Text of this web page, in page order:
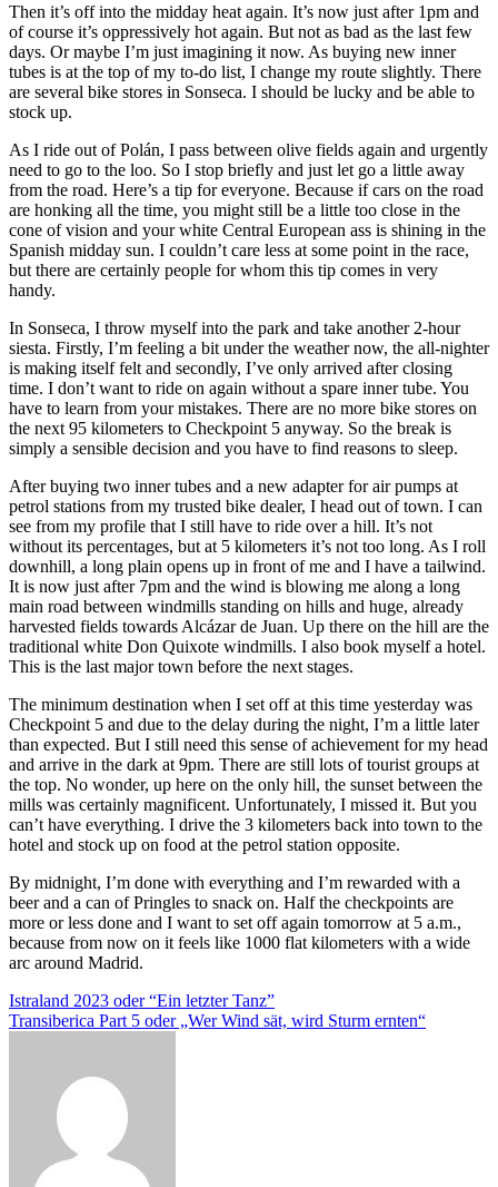
Then it’s off into the midday heat again. It’s now just after 1pm and
of course it’s oppressively hot again. But not as bad as the last few
days. Or maybe I’m just imagining it now. As buying new inner
tubes is at the top of my to-do list, I change my route slightly. There
are several bike stores in Sonseca. I should be lucky and be able to
stock up.
As I ride out of Polán, I pass between olive fields again and urgently
need to go to the loo. So I stop briefly and just let go a little away
from the road. Here’s a tip for everyone. Because if cars on the road
are honking all the time, you might still be a little too close in the
cone of vision and your white Central European ass is shining in the
Spanish midday sun. I couldn’t care less at some point in the race,
but there are certainly people for whom this tip comes in very
handy.
In Sonseca, I throw myself into the park and take another 2-hour
siesta. Firstly, I’m feeling a bit under the weather now, the all-nighter
is making itself felt and secondly, I’ve only arrived after closing
time. I don’t want to ride on again without a spare inner tube. You
have to learn from your mistakes. There are no more bike stores on
the next 95 kilometers to Checkpoint 5 anyway. So the break is
simply a sensible decision and you have to find reasons to sleep.
After buying two inner tubes and a new adapter for air pumps at
petrol stations from my trusted bike dealer, I head out of town. I can
see from my profile that I still have to ride over a hill. It’s not
without its percentages, but at 5 kilometers it’s not too long. As I roll
downhill, a long plain opens up in front of me and I have a tailwind.
It is now just after 7pm and the wind is blowing me along a long
main road between windmills standing on hills and huge, already
harvested fields towards Alcázar de Juan. Up there on the hill are the
traditional white Don Quixote windmills. I also book myself a hotel.
This is the last major town before the next stages.
The minimum destination when I set off at this time yesterday was
Checkpoint 5 and due to the delay during the night, I’m a little later
than expected. But I still need this sense of achievement for my head
and arrive in the dark at 9pm. There are still lots of tourist groups at
the top. No wonder, up here on the only hill, the sunset between the
mills was certainly magnificent. Unfortunately, I missed it. But you
can’t have everything. I drive the 3 kilometers back into town to the
hotel and stock up on food at the petrol station opposite.
By midnight, I’m done with everything and I’m rewarded with a
beer and a can of Pringles to snack on. Half the checkpoints are
more or less done and I want to set off again tomorrow at 5 a.m.,
because from now on it feels like 1000 flat kilometers with a wide
arc around Madrid.
Beitragsnavigation
Istraland 2023 oder “Ein letzter Tanz”
Transiberica Part 5 oder „Wer Wind sät, wird Sturm ernten“